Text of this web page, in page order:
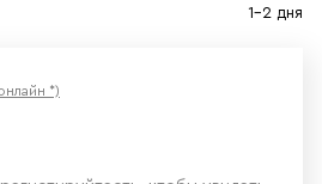
1-2 дня
*)